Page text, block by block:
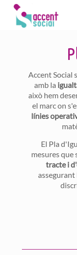
Accent Social
amb la
això hem
el marc on
línies
El Pla
mesures que
tracte i
assegurant